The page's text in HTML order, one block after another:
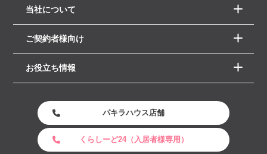
当社について
ご契約者様向け
お役立ち情報
パキラハウス店舗
くらしーど24（入居者様専用）